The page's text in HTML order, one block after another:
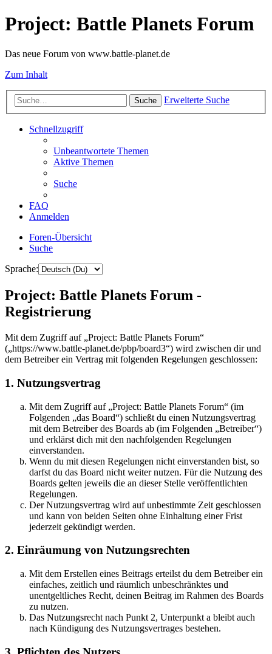
Project: Battle Planets Forum
Das neue Forum von www.battle-planet.de
Zum Inhalt
Suche Erweiterte Suche
Schnellzugriff
Unbeantwortete Themen
Aktive Themen
Suche
FAQ
Anmelden
Foren-Übersicht
Suche
Sprache:
Project: Battle Planets Forum -
Registrierung
Mit dem Zugriff auf „Project: Battle Planets Forum“
(„https://www.battle-planet.de/pbp/board3“) wird zwischen dir und
dem Betreiber ein Vertrag mit folgenden Regelungen geschlossen:
1. Nutzungsvertrag
Mit dem Zugriff auf „Project: Battle Planets Forum“ (im
Folgenden „das Board“) schließt du einen Nutzungsvertrag
mit dem Betreiber des Boards ab (im Folgenden „Betreiber“)
und erklärst dich mit den nachfolgenden Regelungen
einverstanden.
Wenn du mit diesen Regelungen nicht einverstanden bist, so
darfst du das Board nicht weiter nutzen. Für die Nutzung des
Boards gelten jeweils die an dieser Stelle veröffentlichten
Regelungen.
Der Nutzungsvertrag wird auf unbestimmte Zeit geschlossen
und kann von beiden Seiten ohne Einhaltung einer Frist
jederzeit gekündigt werden.
2. Einräumung von Nutzungsrechten
Mit dem Erstellen eines Beitrags erteilst du dem Betreiber ein
einfaches, zeitlich und räumlich unbeschränktes und
unentgeltliches Recht, deinen Beitrag im Rahmen des Boards
zu nutzen.
Das Nutzungsrecht nach Punkt 2, Unterpunkt a bleibt auch
nach Kündigung des Nutzungsvertrages bestehen.